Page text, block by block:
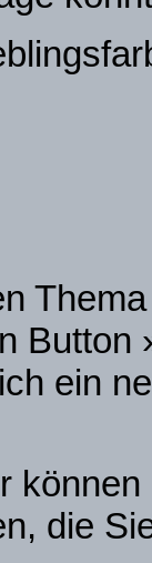
Button
ein
die